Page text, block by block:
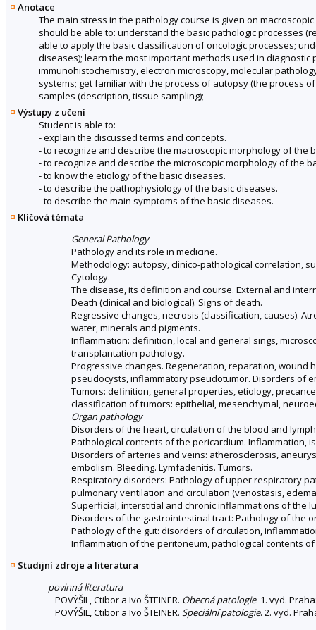
Anotace
The main stress in the pathology course is given on
should be able to: understand the basic pathologic processes
able to apply the basic classification of oncologic processes;
diseases); learn the most important methods used in
immunohistochemistry, electron microscopy, molecular
systems; get familiar with the process of autopsy (the process
samples (description, tissue sampling);
Výstupy z učení
Student is able to:
- explain the discussed terms and concepts.
- to recognize and describe the macroscopic morphology of the
- to recognize and describe the microscopic morphology of the
- to know the etiology of the basic diseases.
- to describe the pathophysiology of the basic diseases.
- to describe the main symptoms of the basic diseases.
Klíčová témata
General Pathology
Pathology and its role in medicine.
Methodology: autopsy, clinico-pathological correlation,
Cytology.
The disease, its definition and course. External and
Death (clinical and biological). Signs of death.
Regressive changes, necrosis (classification, causes).
water, minerals and pigments.
Inflammation: definition, local and general sings,
transplantation pathology.
Progressive changes. Regeneration, reparation, wound
pseudocysts, inflammatory pseudotumor. Disorders of
Tumors: definition, general properties, etiology,
classification of tumors: epithelial, mesenchymal,
Organ pathology
Disorders of the heart, circulation of the blood and
Pathological contents of the pericardium. Inflammation,
Disorders of arteries and veins: atherosclerosis,
embolism. Bleeding. Lymfadenitis. Tumors.
Respiratory disorders: Pathology of upper respiratory
pulmonary ventilation and circulation (venostasis,
Superficial, interstitial and chronic inflammations of the
Disorders of the gastrointestinal tract: Pathology of the
Pathology of the gut: disorders of circulation,
Inflammation of the peritoneum, pathological contents
Studijní zdroje a literatura
povinná literatura
POVÝŠIL, Ctibor a Ivo ŠTEINER. Obecná patologie. 1. vyd.
POVÝŠIL, Ctibor a Ivo ŠTEINER. Speciální patologie. 2. vyd.